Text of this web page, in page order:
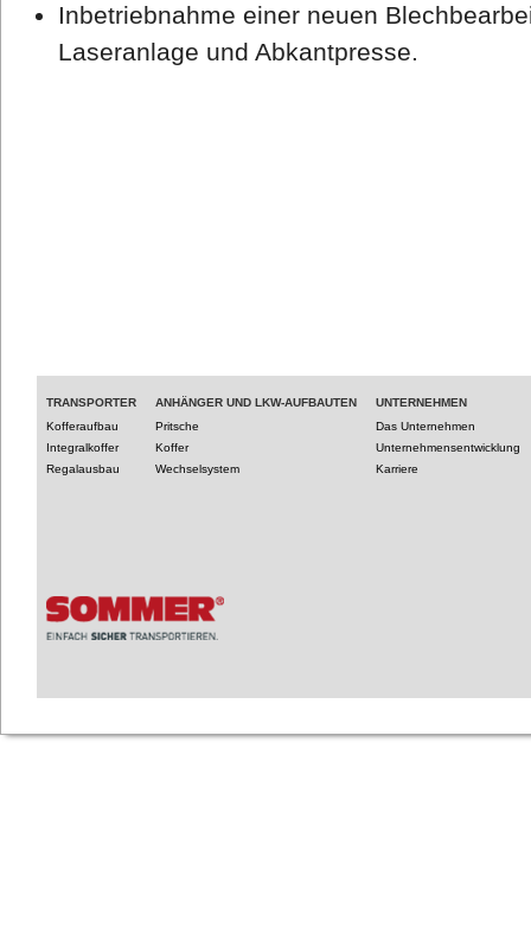
Inbetriebnahme einer neuen
Laseranlage und Abkantpresse.
TRANSPORTER
Kofferaufbau
Integralkoffer
Regalausbau
ANHÄNGER UND LKW-AUFBAUTEN
Pritsche
Koffer
Wechselsystem
UNTERNEHMEN
Das Unternehmen
Unternehmensentwicklung
Karriere